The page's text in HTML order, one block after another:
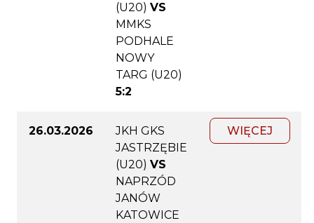
(U20) VS
MMKS
PODHALE
NOWY
TARG (U20)
5:2
26.03.2026
JKH GKS
JASTRZĘBIE
(U20) VS
NAPRZÓD
JANÓW
KATOWICE
WIĘCEJ